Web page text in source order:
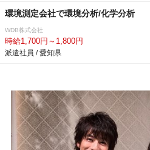
環境測定会社で環境分析/化学分析
WDB株式会社
時給1,700円～1,800円
派遣社員 / 愛知県